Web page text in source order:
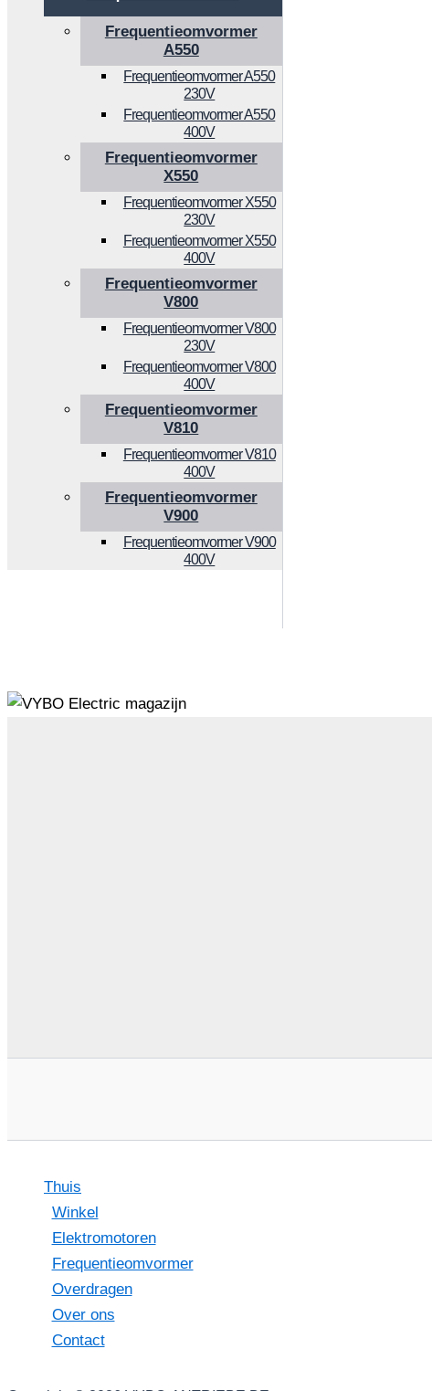
Frequentieomvormer
A550
Frequentieomvormer A550
230V
Frequentieomvormer A550
400V
Frequentieomvormer
X550
Frequentieomvormer X550
230V
Frequentieomvormer X550
400V
Frequentieomvormer
V800
Frequentieomvormer V800
230V
Frequentieomvormer V800
400V
Frequentieomvormer
V810
Frequentieomvormer V810
400V
Frequentieomvormer
V900
Frequentieomvormer V900
400V
Thuis
Winkel
Elektromotoren
Frequentieomvormer
Overdragen
Over ons
Contact